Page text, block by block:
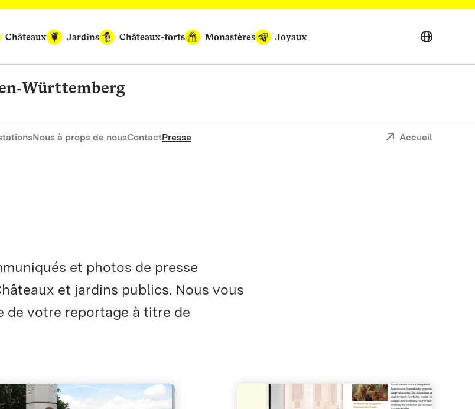
Châteaux
Jardins Châteaux-forts Monastères Joyaux
Nous à props de nousContactPresse Accueil
et photos de presse
et jardins publics. Nous vous
de votre reportage à titre de